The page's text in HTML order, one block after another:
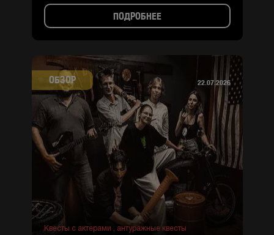
ПОДРОБНЕЕ
ОБЗОР 22.07.2026
Квесты с актерами , антуражные квесты